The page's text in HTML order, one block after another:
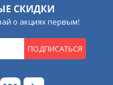
СКИДКИ
о акциях первым!
ПОДПИСАТЬСЯ